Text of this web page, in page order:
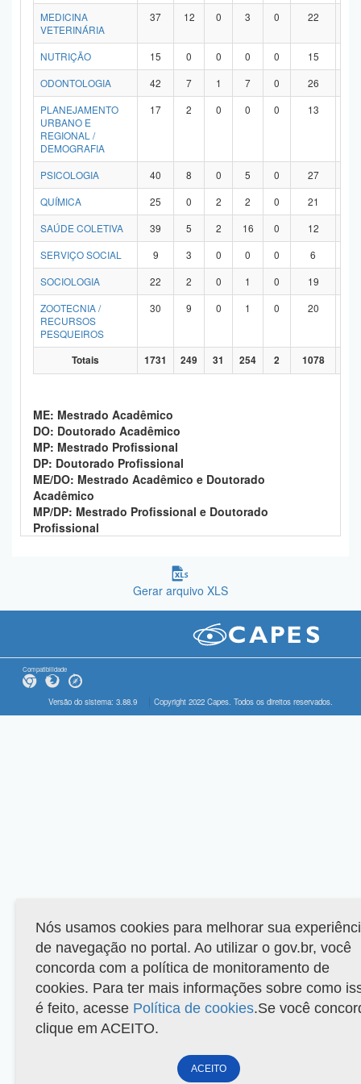
MEDICINA
VETERINÁRIA
37 12 0 3 0 22
NUTRIÇÃO 15 0 0 0 0 15
ODONTOLOGIA
42 7 1 7 0 26
PLANEJAMENTO
URBANO E
REGIONAL /
DEMOGRAFIA
17 2 0 0 0 13
PSICOLOGIA 40 8 0 5 0 27
QUÍMICA
25 0 2 2 0 21
SAÚDE COLETIVA
39 5 2 16 0 12
SERVIÇO SOCIAL
9 3 0 0 0 6
SOCIOLOGIA
22 2 0 1 0 19
ZOOTECNIA /
RECURSOS
PESQUEIROS
30 9 0 1 0 20
Totais 1731 249 31 254 2 1078
ME: Mestrado Acadêmico
DO: Doutorado Acadêmico
MP: Mestrado Profissional
DP: Doutorado Profissional
ME/DO: Mestrado Acadêmico e Doutorado
Acadêmico
MP/DP: Mestrado Profissional e Doutorado
Profissional
Gerar arquivo XLS
Compatibilidade
Versão do sistema: 3.88.9 Copyright 2022 Capes. Todos os direitos reservados.
Nós usamos cookies para melhorar sua
de navegação no portal. Ao utilizar o gov.br, você
concorda com a política de monitoramento de
cookies. Para ter mais informações sobre como
é feito, acesse Política de cookies.Se você
clique em ACEITO.
ACEITO